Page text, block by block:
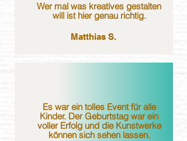
Wer mal was kreatives gestalten
will ist hier genau richtig.
Matthias S.
Es war ein tolles Event für alle
Kinder. Der Geburtstag war ein
voller Erfolg und die Kunstwerke
können sich sehen lassen.